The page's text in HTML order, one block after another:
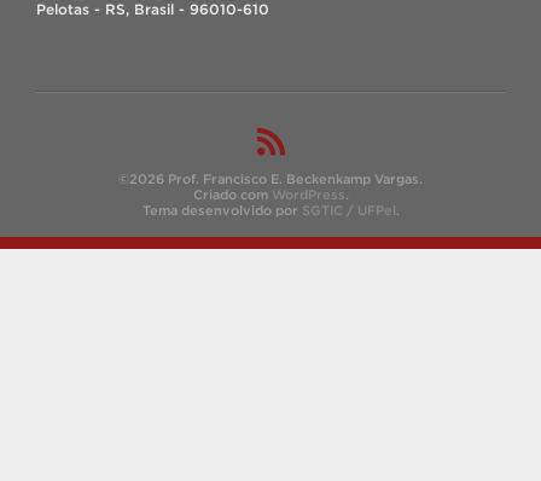
Pelotas - RS, Brasil - 96010-610
©2026 Prof. Francisco E. Beckenkamp Vargas.
Criado com WordPress.
Tema desenvolvido por SGTIC / UFPel.